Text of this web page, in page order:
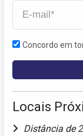
Concordo em
Locais
Distância de